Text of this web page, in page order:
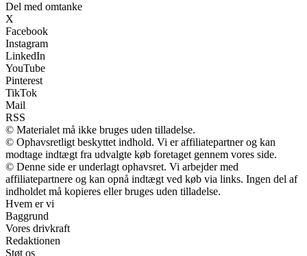
Del med omtanke
X
Facebook
Instagram
LinkedIn
YouTube
Pinterest
TikTok
Mail
RSS
© Materialet må ikke bruges uden tilladelse.
© Ophavsretligt beskyttet indhold. Vi er affiliatepartner og kan
modtage indtægt fra udvalgte køb foretaget gennem vores side.
© Denne side er underlagt ophavsret. Vi arbejder med
affiliatepartnere og kan opnå indtægt ved køb via links. Ingen del af
indholdet må kopieres eller bruges uden tilladelse.
Hvem er vi
Baggrund
Vores drivkraft
Redaktionen
Støt os